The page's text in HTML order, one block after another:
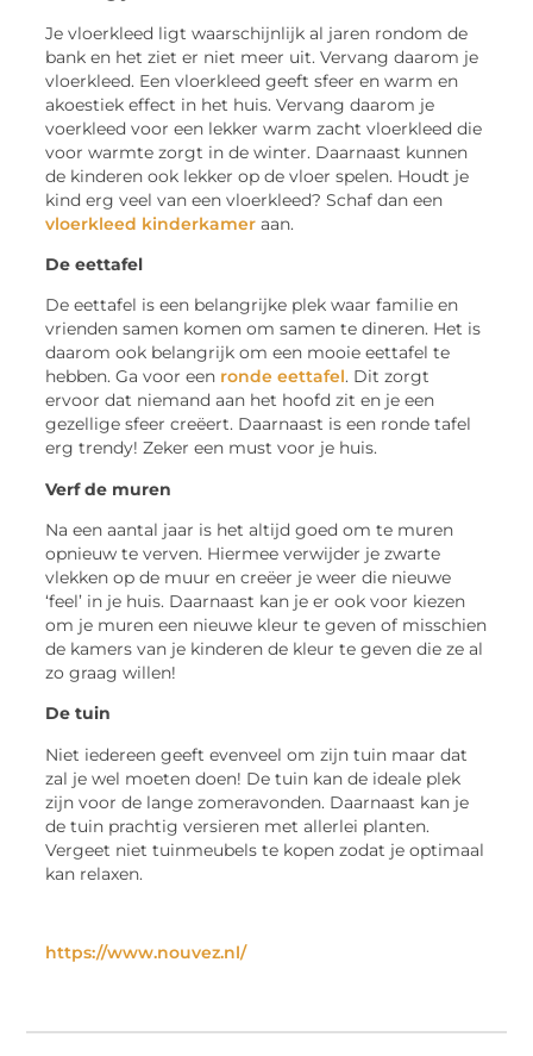
Je vloerkleed ligt waarschijnlijk al jaren rondom de
bank en het ziet er niet meer uit. Vervang daarom je
vloerkleed. Een vloerkleed geeft sfeer en warm en
akoestiek effect in het huis. Vervang daarom je
voerkleed voor een lekker warm zacht vloerkleed die
voor warmte zorgt in de winter. Daarnaast kunnen
de kinderen ook lekker op de vloer spelen. Houdt je
kind erg veel van een vloerkleed? Schaf dan een
vloerkleed kinderkamer aan.
De eettafel
De eettafel is een belangrijke plek waar familie en
vrienden samen komen om samen te dineren. Het is
daarom ook belangrijk om een mooie eettafel te
hebben. Ga voor een ronde eettafel. Dit zorgt
ervoor dat niemand aan het hoofd zit en je een
gezellige sfeer creëert. Daarnaast is een ronde tafel
erg trendy! Zeker een must voor je huis.
Verf de muren
Na een aantal jaar is het altijd goed om te muren
opnieuw te verven. Hiermee verwijder je zwarte
vlekken op de muur en creëer je weer die nieuwe
‘feel’ in je huis. Daarnaast kan je er ook voor kiezen
om je muren een nieuwe kleur te geven of misschien
de kamers van je kinderen de kleur te geven die ze al
zo graag willen!
De tuin
Niet iedereen geeft evenveel om zijn tuin maar dat
zal je wel moeten doen! De tuin kan de ideale plek
zijn voor de lange zomeravonden. Daarnaast kan je
de tuin prachtig versieren met allerlei planten.
Vergeet niet tuinmeubels te kopen zodat je optimaal
kan relaxen.
https://www.nouvez.nl/